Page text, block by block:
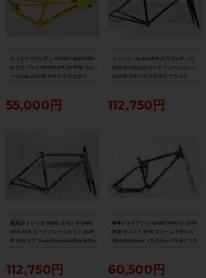
ロッキーマウンテン ROCKY MOUNTAI
N グローラー GROWLER 50 MTB フレ
ームのみ 2021年 Mサイズ イエロー
55,000円
ウィリエール WILIER ガスタルデッロ
GASTALDELLO ロード フレームセット
2020年 Sサイズ クロモリ ブラック
112,750円
超美品 トレック TREK エモンダ EMO
NDA ALR ロード フレームセット 2026
年 52サイズ Slate Prismatic/Black Pri
112,750円
◆◆ジャイアント GIANT NRS C1 2005
年頃 ディスク MTB フレーム Sサイズ
QR100/135mm（サイクルパラダイス大
60,500円